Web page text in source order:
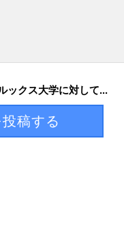
ックス大学に対して...
稿する